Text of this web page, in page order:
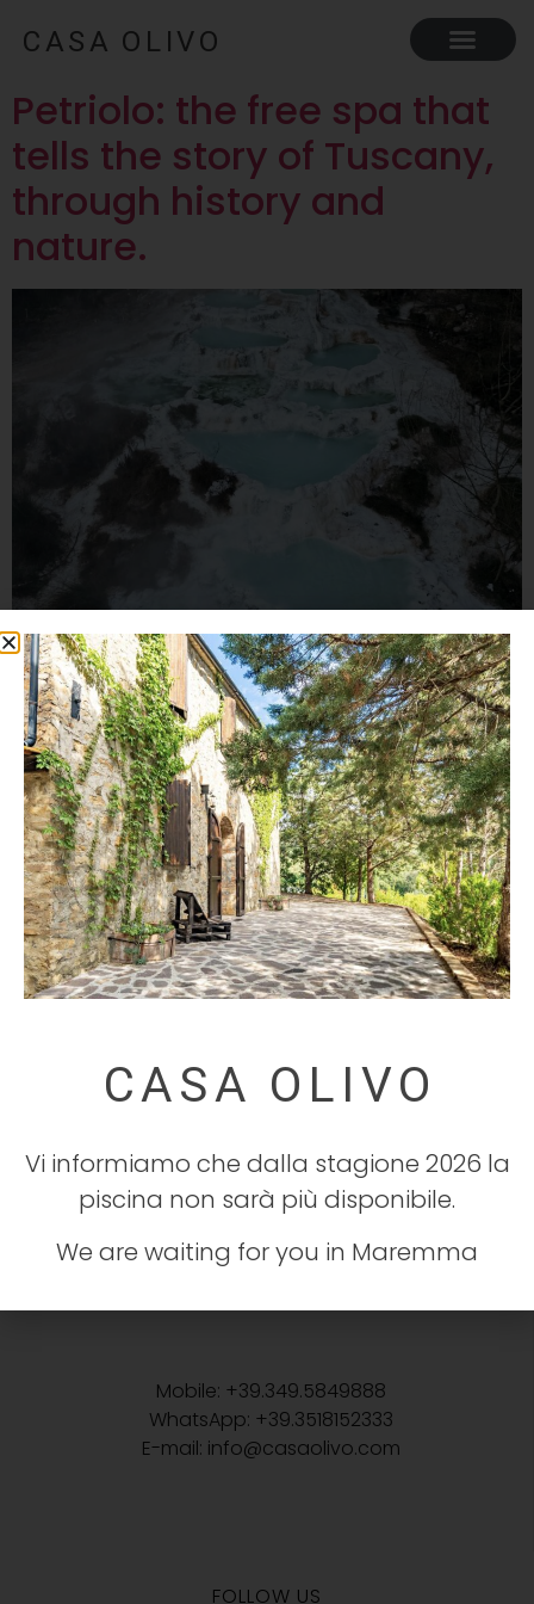
Petriolo: the free spa that
tells the story of Tuscany,
through history and
nature.
In the green silence of the Val di Merse,
between sulphurous waters and pristine
nature, a dive into the past to rediscover
well-being and silence.
Strada Provinciale 44 delle Conce n°35
CONTACT US
Mobile: +39.349.5849888
WhatsApp: +39.3518152333
E-mail: info@casaolivo.com
FOLLOW US
Vi informiamo che dalla stagione 2026 la
piscina non sarà più disponibile.
We are waiting for you in Maremma